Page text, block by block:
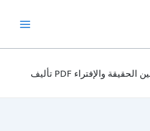
تحميل كتاب التجسد والصلب بين الحقيقة والإفتراء PDF تأليف